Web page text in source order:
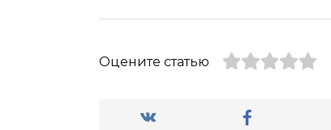
Оцените статью